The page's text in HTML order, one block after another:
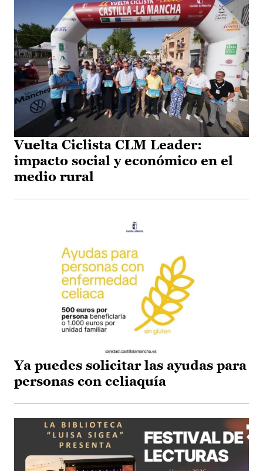
Vuelta Ciclista CLM Leader:
impacto social y económico en el
medio rural
Ya puedes solicitar las ayudas para
personas con celiaquía